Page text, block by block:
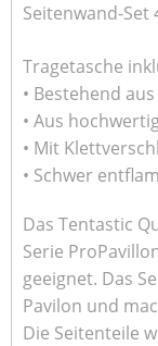
Seitenwand-Set
Tragetasche
• Bestehend
• Aus
• Mit
• Schwer
Das Tentastic
Serie
geeignet. Das
Pavilon und
Die Seitenteile